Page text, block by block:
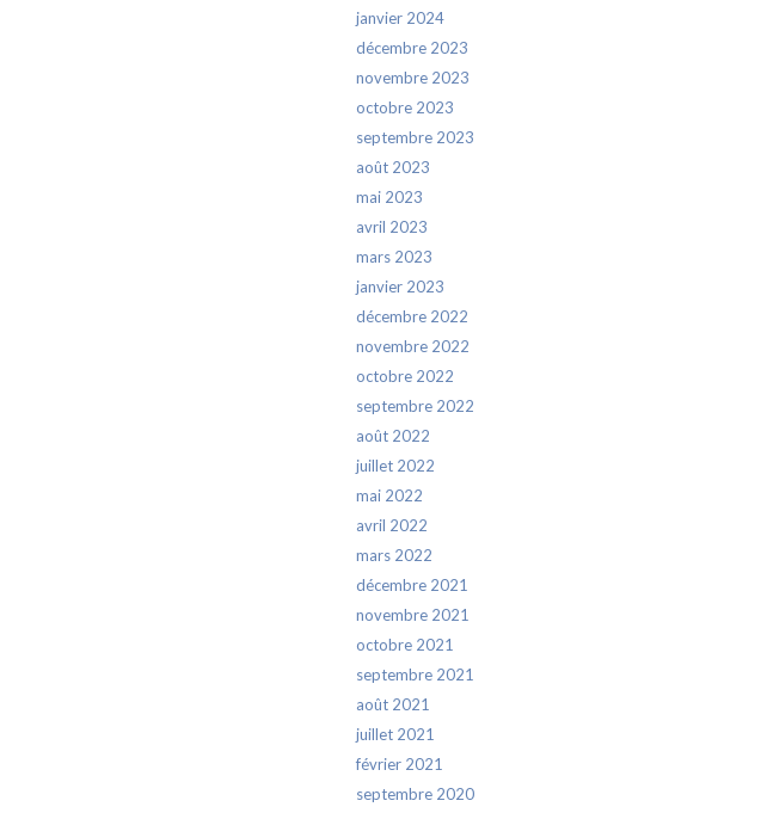
janvier 2024
décembre 2023
novembre 2023
octobre 2023
septembre 2023
août 2023
mai 2023
avril 2023
mars 2023
janvier 2023
décembre 2022
novembre 2022
octobre 2022
septembre 2022
août 2022
juillet 2022
mai 2022
avril 2022
mars 2022
décembre 2021
novembre 2021
octobre 2021
septembre 2021
août 2021
juillet 2021
février 2021
septembre 2020